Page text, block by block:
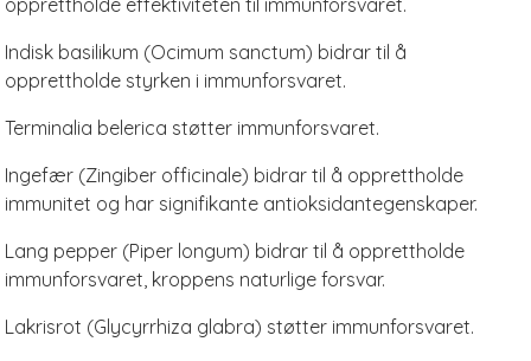
Indisk basilikum (Ocimum sanctum) bidrar til å
opprettholde styrken i immunforsvaret.
Terminalia belerica støtter immunforsvaret.
Ingefær (Zingiber officinale) bidrar til å opprettholde
immunitet og har signifikante antioksidantegenskaper.
Lang pepper (Piper longum) bidrar til å opprettholde
immunforsvaret, kroppens naturlige forsvar.
Lakrisrot (Glycyrrhiza glabra) støtter immunforsvaret.